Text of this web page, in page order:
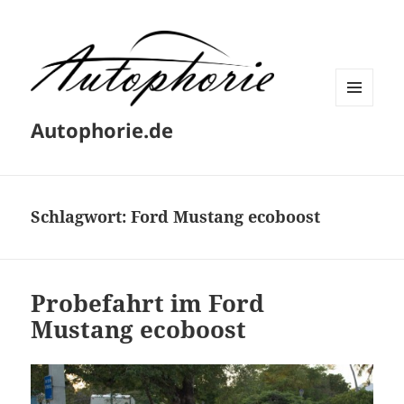
Autophorie.de
Schlagwort:Ford Mustang ecoboost
Probefahrt im Ford
Mustang ecoboost